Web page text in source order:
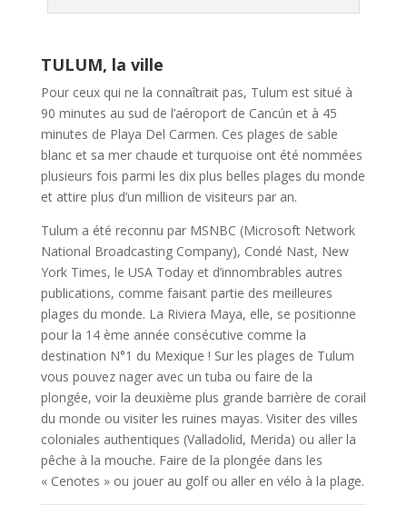
TULUM, la ville
Pour ceux qui ne la connaîtrait pas, Tulum est situé à
90 minutes au sud de l’aéroport de Cancún et à 45
minutes de Playa Del Carmen. Ces plages de sable
blanc et sa mer chaude et turquoise ont été nommées
plusieurs fois parmi les dix plus belles plages du monde
et attire plus d’un million de visiteurs par an.
Tulum a été reconnu par MSNBC (Microsoft Network
National Broadcasting Company), Condé Nast, New
York Times, le USA Today et d’innombrables autres
publications, comme faisant partie des meilleures
plages du monde. La Riviera Maya, elle, se positionne
pour la 14 ème année consécutive comme la
destination N°1 du Mexique ! Sur les plages de Tulum
vous pouvez nager avec un tuba ou faire de la
plongée, voir la deuxième plus grande barrière de corail
du monde ou visiter les ruines mayas. Visiter des villes
coloniales authentiques (Valladolid, Merida) ou aller la
pêche à la mouche. Faire de la plongée dans les
« Cenotes » ou jouer au golf ou aller en vélo à la plage.